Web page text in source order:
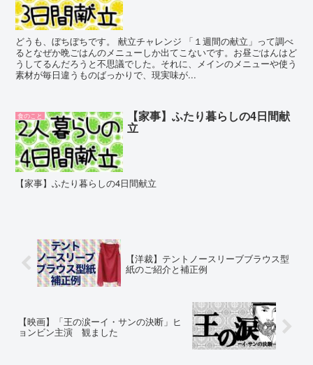
どうも、ぼちぼちです。 献立チャレンジ 「１週間の献立」って調べ
るとなぜか晩ごはんのメニューしか出てこないです。お昼ごはんはど
うしてるんだろうと不思議でした。それに、メインのメニューや使う
素材が毎日違うものばっかりで、現実味が...
食のこと 【家事】ふたり暮らしの4日間献
立
【家事】ふたり暮らしの4日間献立
【洋裁】テントノースリーブブラウス型
紙のご紹介と補正例
【映画】「王の涙ーイ・サンの決断」ヒ
ョンビン主演 観ました